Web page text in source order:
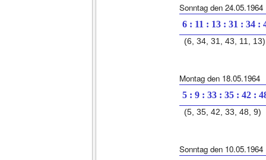
Sonntag den 24.05.1964
6 : 11 : 13 : 31 : 34 :
(6, 34, 31, 43, 11, 13)
Montag den 18.05.1964
5 : 9 : 33 : 35 : 42 :
(5, 35, 42, 33, 48, 9)
Sonntag den 10.05.1964